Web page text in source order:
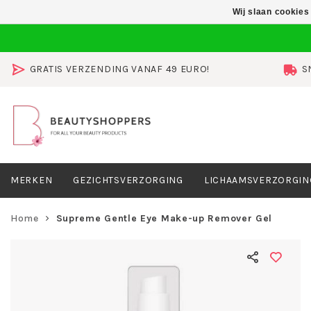
GRATIS VERZENDING VANAF 49 EURO!
MERKEN GEZICHTSVERZORGING
Home Supreme Gentle Eye Make-up Remover Gel
Wij slaan